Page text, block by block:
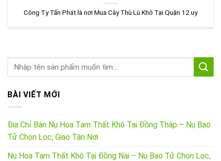
Công Ty Tấn Phát là nơi Mua Cây Thù Lù Khô Tại Quận 12 uy
BÀI VIẾT MỚI
Địa Chỉ Bán Nụ Hoa Tam Thất Khô Tại Đồng Tháp – Nụ Bao
Tử Chọn Lọc, Giao Tận Nơi
Nụ Hoa Tam Thất Khô Tại Đồng Nai – Nụ Bao Tử Chọn Lọc,